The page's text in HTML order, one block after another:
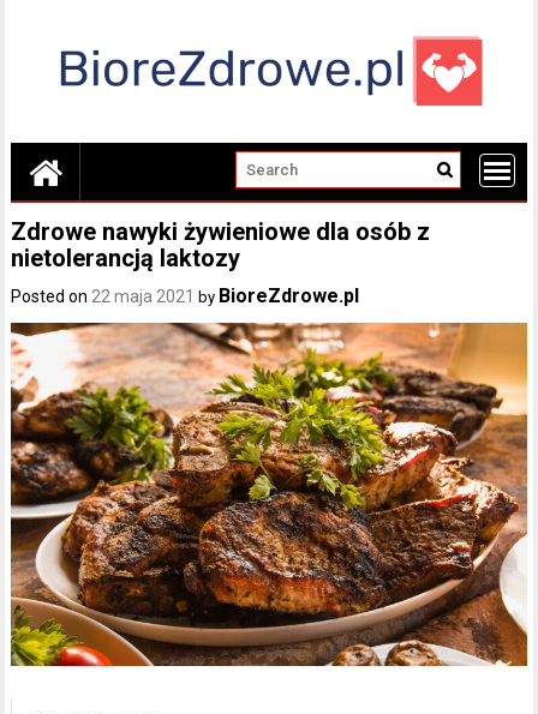
Zdrowe nawyki żywieniowe dla osób z
nietolerancją laktozy
Posted on 22 maja 2021 by BioreZdrowe.pl